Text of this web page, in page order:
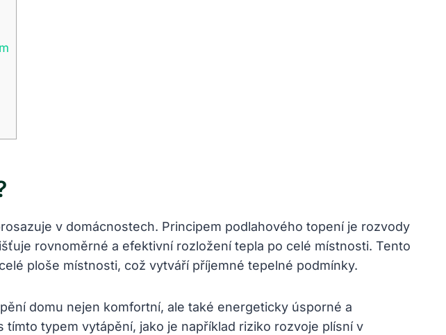
v domácnostech. Principem podlahového topení je rozvody
rovnoměrné a efektivní rozložení tepla po celé místnosti. Tento
ploše místnosti, což vytváří příjemné tepelné podmínky.
domu nejen komfortní, ale také energeticky úsporné a
typem vytápění, jako je například riziko rozvoje plísní v